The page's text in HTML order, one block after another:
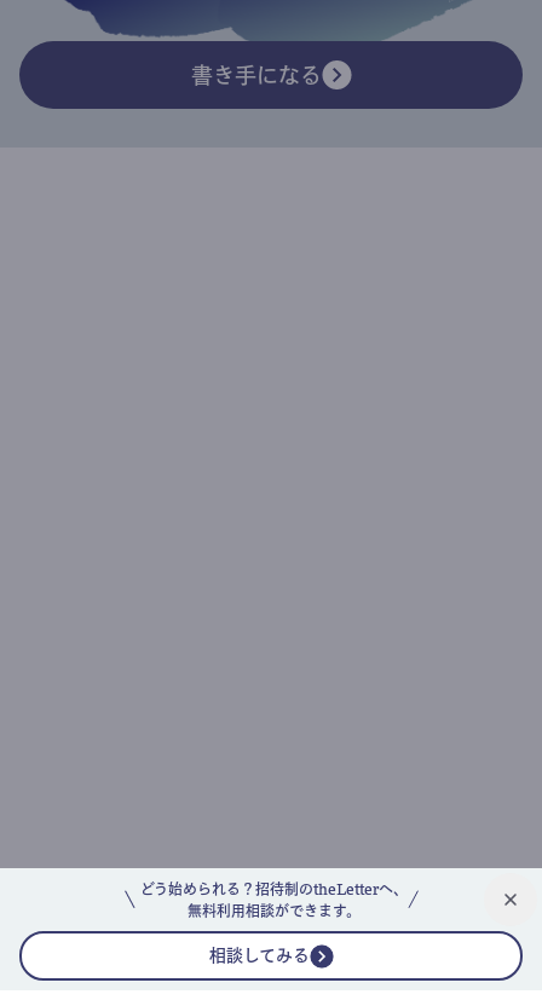
どう始められる？招待制のtheLetterへ、
無料利用相談ができます。
相談してみる
書き手になる